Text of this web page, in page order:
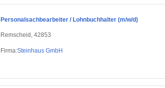
Personalsachbearbeiter / Lohnbuchhalter (m/w/d)
Remscheid, 42853
Firma:Steinhaus GmbH